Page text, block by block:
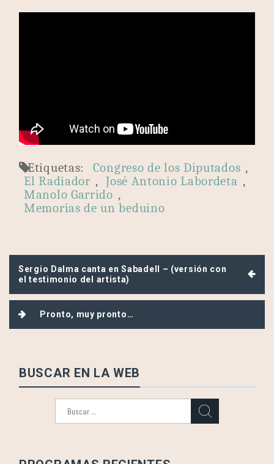
Etiquetas: Congreso de los Diputados ,
El Radiador , José Antonio Labordeta ,
Manolo Garrido ,
Memorias de un beduino
Navegación
de
entradas
Sergio Dalma canta en Sabadell – (versión con
el testimonio del artista)
Pronto, muy pronto…
BUSCAR EN LA WEB